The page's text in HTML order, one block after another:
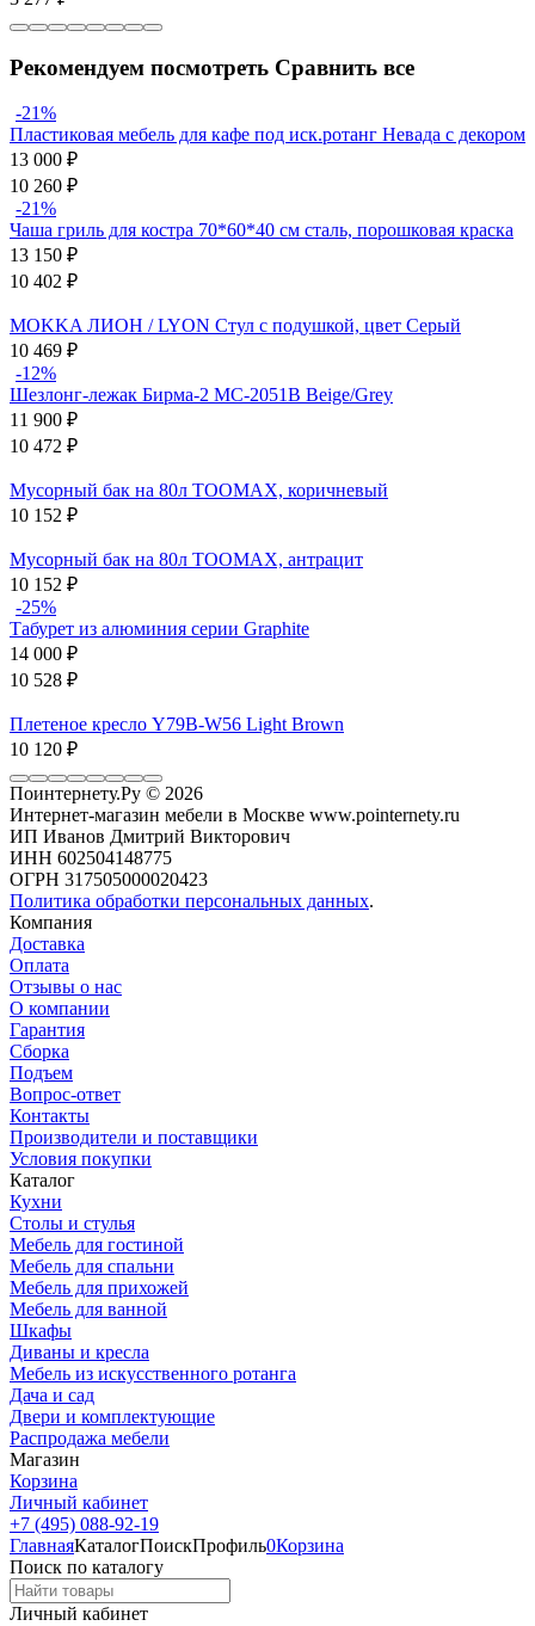
Рекомендуем посмотреть Сравнить все
-21%
Пластиковая мебель для кафе под иск.ротанг Невада с декором
13 000 ₽
10 260 ₽
-21%
Чаша гриль для костра 70*60*40 см сталь, порошковая краска
13 150 ₽
10 402 ₽
MOKKA ЛИОН / LYON Стул с подушкой, цвет Серый
10 469 ₽
-12%
Шезлонг-лежак Бирма-2 MC-2051B Beige/Grey
11 900 ₽
10 472 ₽
Мусорный бак на 80л TOOMAX, коричневый
10 152 ₽
Мусорный бак на 80л TOOMAX, антрацит
10 152 ₽
-25%
Табурет из алюминия серии Graphite
14 000 ₽
10 528 ₽
Плетеное кресло Y79B-W56 Light Brown
10 120 ₽
Поинтернету.Ру © 2026
Интернет-магазин мебели в Москве www.pointernety.ru
ИП Иванов Дмитрий Викторович
ИНН 602504148775
ОГРН 317505000020423
Политика обработки персональных данных.
Компания
Доставка
Оплата
Отзывы о нас
О компании
Гарантия
Сборка
Подъем
Вопрос-ответ
Контакты
Производители и поставщики
Условия покупки
Каталог
Кухни
Столы и стулья
Мебель для гостиной
Мебель для спальни
Мебель для прихожей
Мебель для ванной
Шкафы
Диваны и кресла
Мебель из искусственного ротанга
Дача и сад
Двери и комплектующие
Распродажа мебели
Магазин
Корзина
Личный кабинет
+7 (495) 088-92-19
ГлавнаяКаталогПоискПрофиль0Корзина
Поиск по каталогу
Личный кабинет